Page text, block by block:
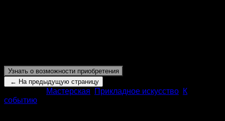
Узнать о возможности приобретения
Мастерская Прикладное искусство К
событию